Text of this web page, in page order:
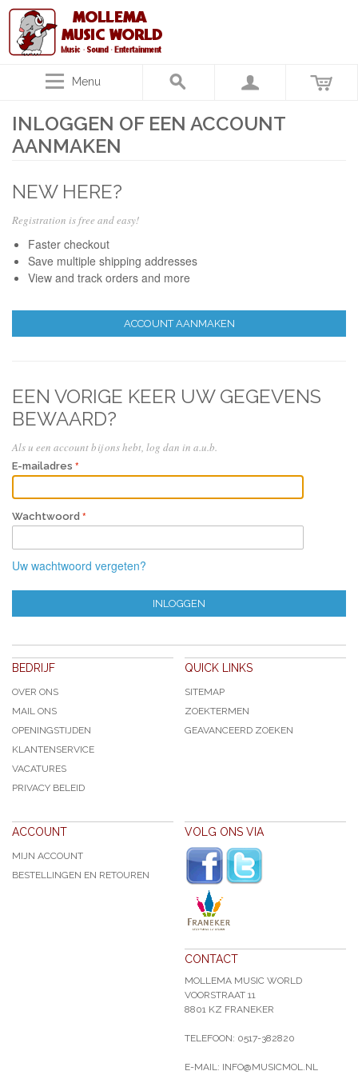
Menu
INLOGGEN OF EEN ACCOUNT
AANMAKEN
NEW HERE?
Registration is free and easy!
Faster checkout
Save multiple shipping addresses
View and track orders and more
ACCOUNT AANMAKEN
EEN VORIGE KEER UW GEGEVENS
BEWAARD?
Als u een account bij ons hebt, log dan in a.u.b.
E-mailadres
Wachtwoord
Uw wachtwoord vergeten?
INLOGGEN
BEDRIJF
OVER ONS
MAIL ONS
OPENINGSTIJDEN
KLANTENSERVICE
VACATURES
PRIVACY BELEID
QUICK LINKS
SITEMAP
ZOEKTERMEN
GEAVANCEERD ZOEKEN
ACCOUNT
MIJN ACCOUNT
BESTELLINGEN EN RETOUREN
VOLG ONS VIA
CONTACT
MOLLEMA MUSIC WORLD
VOORSTRAAT 11
8801 KZ FRANEKER
TELEFOON: 0517-382820
E-MAIL: INFO@MUSICMOL.NL